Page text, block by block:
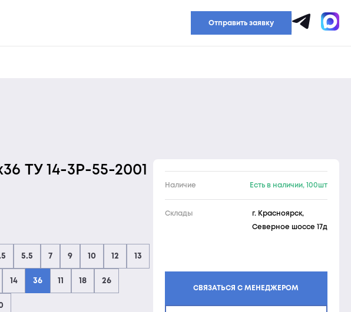
Отправить заявку
ТУ 14-3Р-55-2001
5.5 7 9 10 12 13
14 36 11 18 26
Наличие Есть в наличии, 100шт
Склады г. Красноярск,
Северное шоссе 17д
СВЯЗАТЬСЯ С МЕНЕДЖЕРОМ